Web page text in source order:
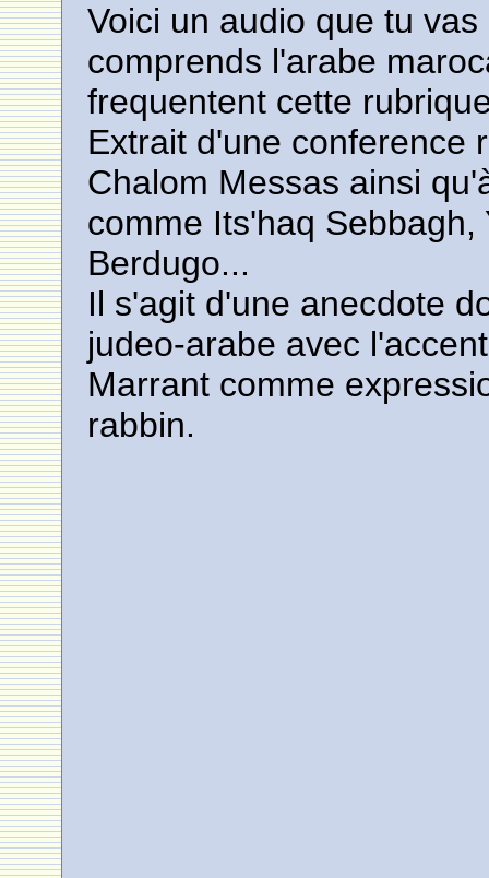
Voici un audio que tu
comprends l'arabe
frequentent cette
Extrait d'une conference
Chalom Messas ainsi
comme Its'haq
Berdugo...
Il s'agit d'une anecdote
judeo-arabe avec
Marrant comme
rabbin.